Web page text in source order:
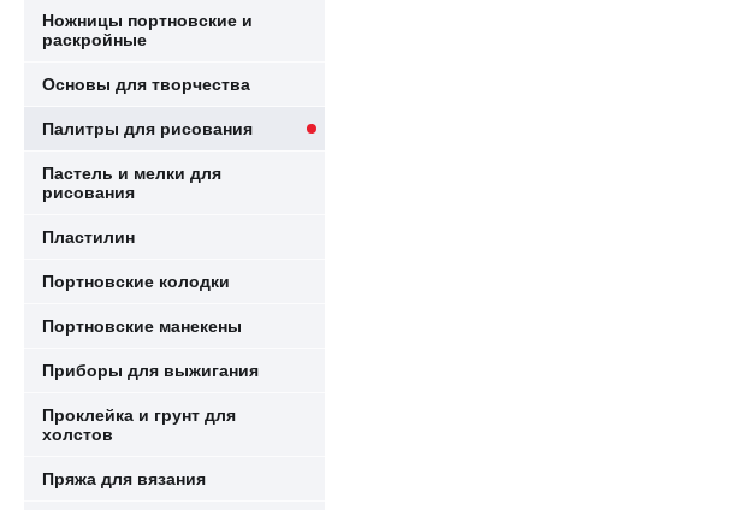
Ножницы портновские и
раскройные
Основы для творчества
Палитры для рисования
Пастель и мелки для
рисования
Пластилин
Портновские колодки
Портновские манекены
Приборы для выжигания
Проклейка и грунт для
холстов
Пряжа для вязания